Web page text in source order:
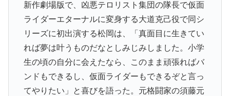
新作劇場版で、凶悪テロリスト集団の隊長で仮面
ライダーエターナルに変身する大道克己役で同シ
リーズに初出演する松岡は、「真面目に生きてい
れば夢は叶うものだなとしみじみしました。小学
生の頃の自分に会えたなら、このまま頑張ればバ
ンドもできるし、仮面ライダーもできるぞと言っ
てやりたい」と喜びを語った。元格闘家の須藤元